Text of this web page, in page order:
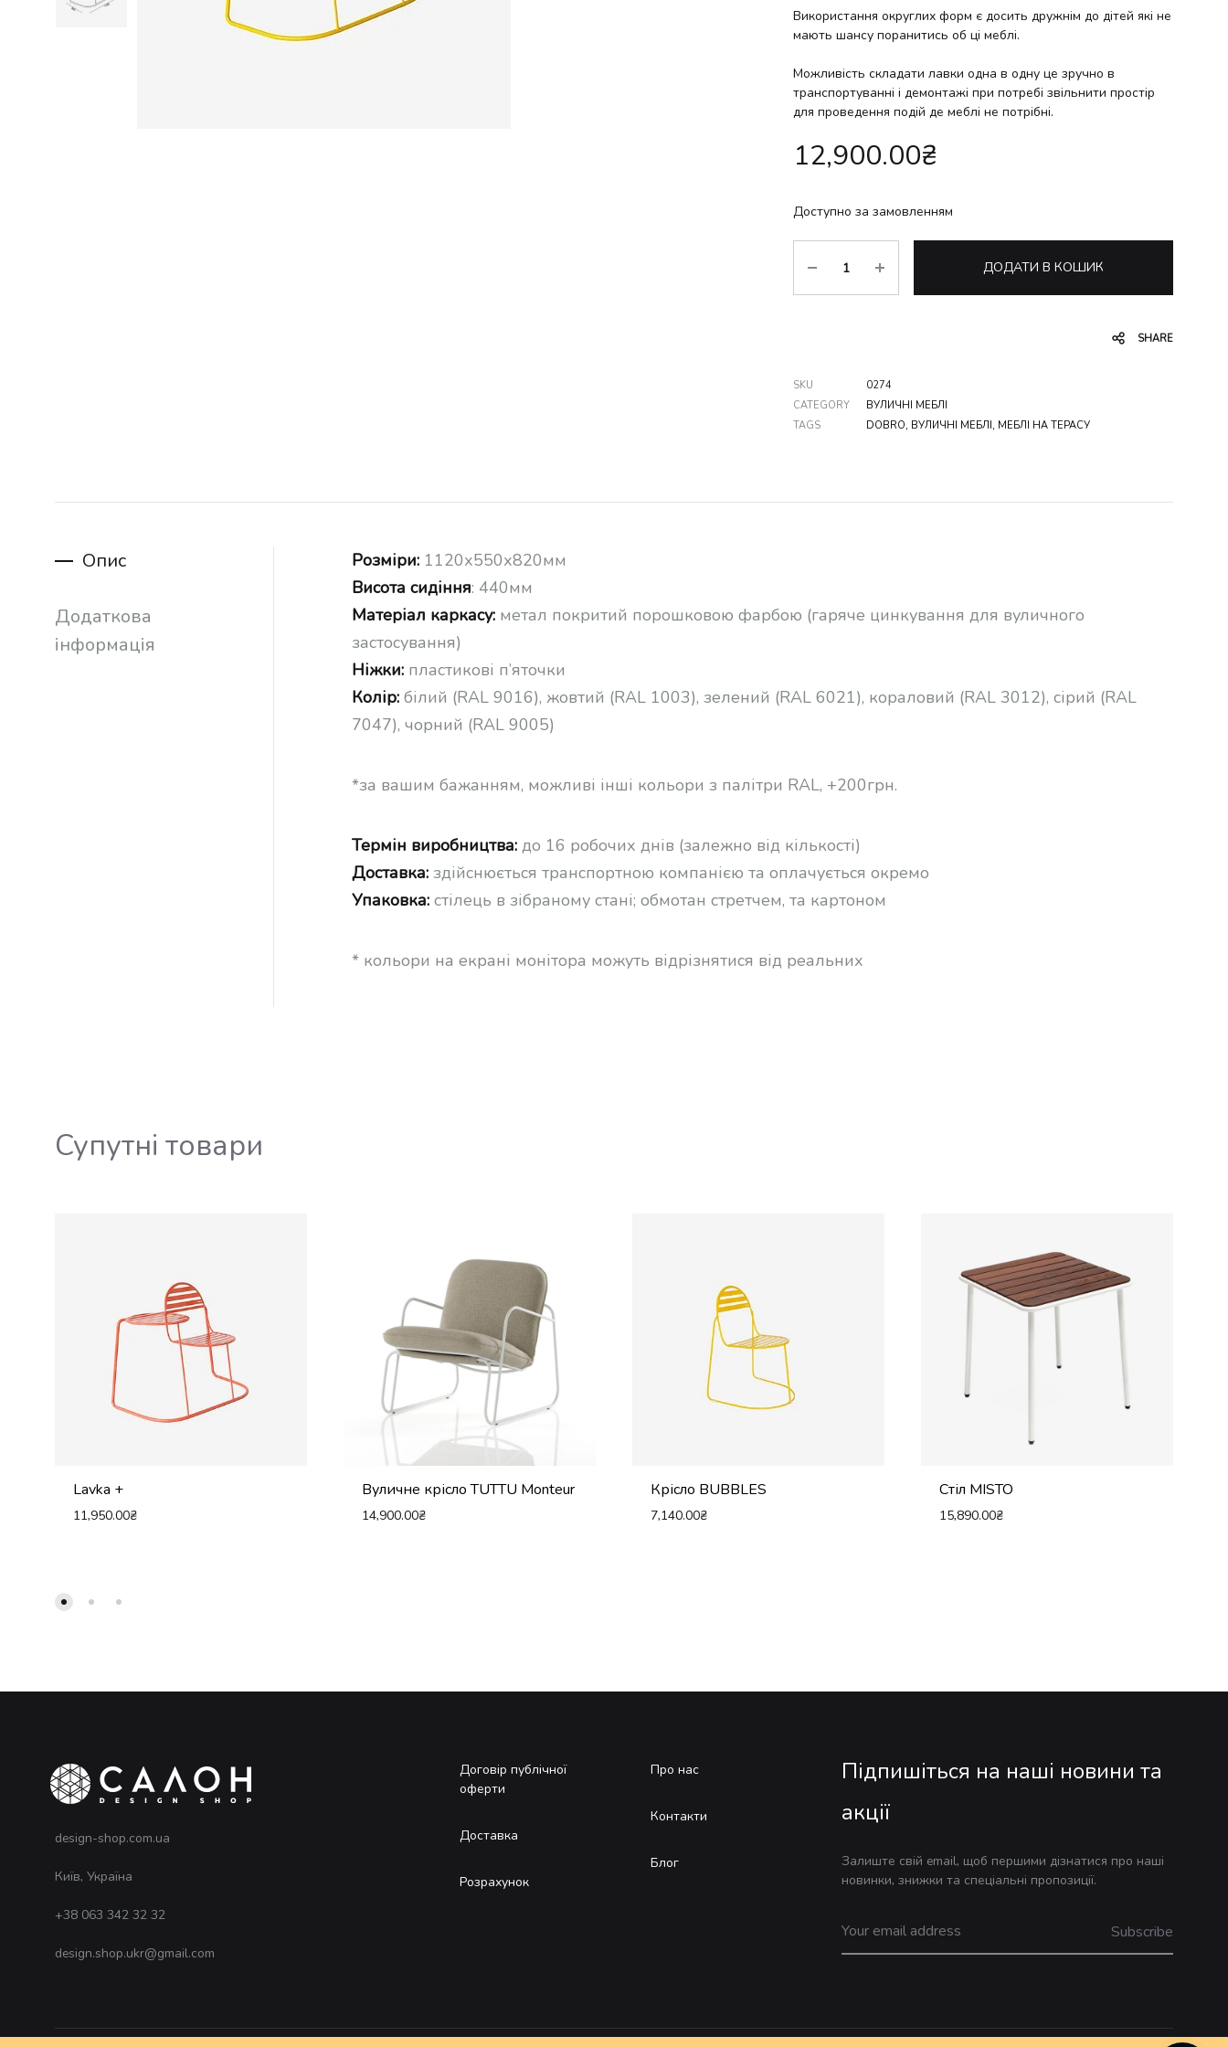
Використання округлих форм є досить дружнім до дітей які не
мають шансу поранитись об ці меблі.
Можливість складати лавки одна в одну це зручно в
транспортуванні і демонтажі при потребі звільнити простір
для проведення подій де меблі не потрібні.
12,900.00₴
Доступно за замовленням
ДОДАТИ В КОШИК
SHARE
SKU
0274
CATEGORY
ВУЛИЧНІ МЕБЛІ
TAGS
DOBRO, ВУЛИЧНІ МЕБЛІ, МЕБЛІ НА ТЕРАСУ
Опис
Додаткова
інформація
Розміри: 1120х550х820мм
Висота сидіння: 440мм
Матеріал каркасу: метал покритий порошковою фарбою (гаряче цинкування для вуличного
застосування)
Ніжки: пластикові п’яточки
Колір: білий (RAL 9016), жовтий (RAL 1003), зелений (RAL 6021), кораловий (RAL 3012), сірий (RAL
7047), чорний (RAL 9005)
*за вашим бажанням, можливі інші кольори з палітри RAL, +200грн.
Термін виробництва: до 16 робочих днів (залежно від кількості)
Доставка: здійснюється транспортною компанією та оплачується окремо
Упаковка: стілець в зібраному стані; обмотан стретчем, та картоном
* кольори на екрані монітора можуть відрізнятися від реальних
Супутні товари
Lavka +
11,950.00₴
Вуличне крісло TUTTU Monteur
14,900.00₴
Крісло BUBBLES
7,140.00₴
Стіл MISTO
15,890.00₴
design-shop.com.ua
Київ, Україна
+38 063 342 32 32
design.shop.ukr@gmail.com
Договір публічної
оферти
Доставка
Розрахунок
Про нас
Контакти
Блог
Підпишіться на наші новини та
акції
Залиште свій email, щоб першими дізнатися про наші
новинки, знижки та спеціальні пропозиції.